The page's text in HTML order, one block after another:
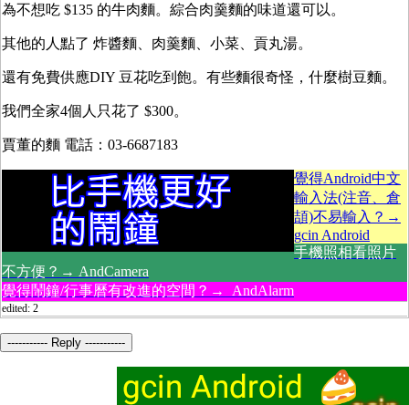
為不想吃 $135 的牛肉麵。綜合肉羹麵的味道還可以。
其他的人點了 炸醬麵、肉羹麵、小菜、貢丸湯。
還有免費供應DIY 豆花吃到飽。有些麵很奇怪，什麼樹豆麵。
我們全家4個人只花了 $300。
賈董的麵 電話：03-6687183
覺得Android中文
輸入法(注音、倉
頡)不易輸入？→
gcin Android
手機照相看照片
不方便？→ AndCamera
覺得鬧鐘/行事曆有改進的空間？→ AndAlarm
edited: 2
----------- Reply -----------